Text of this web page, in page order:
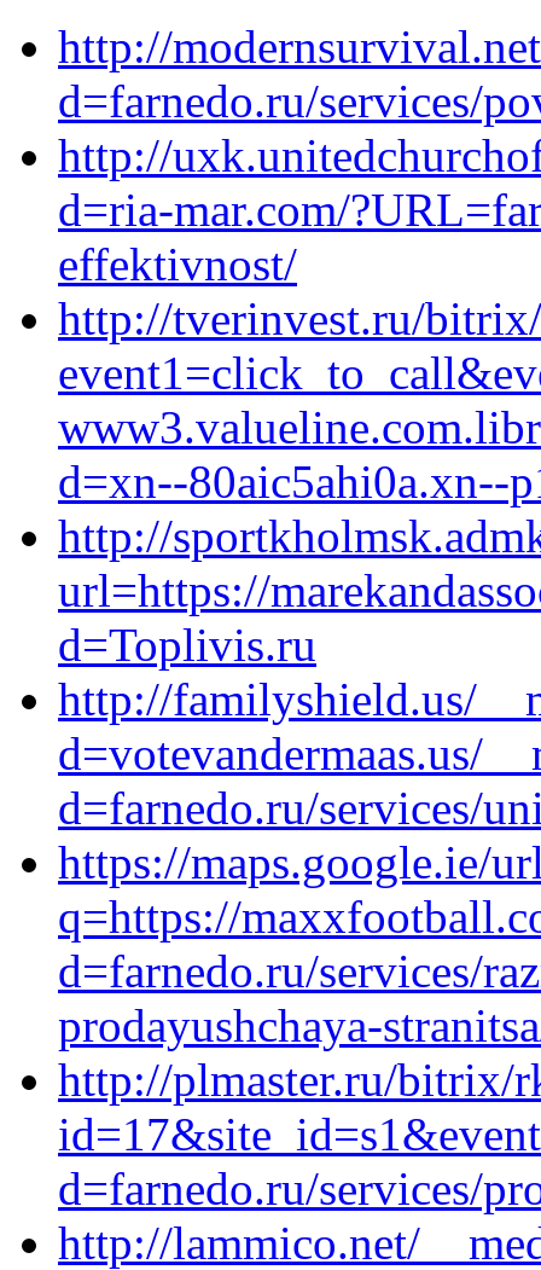
http://
d=farnedo.ru/services/
http://
d=ria-mar.com/
effektivnost/
http://tverinvest.ru/
d=xn--80aic5ahi0a.xn--
http://
url=https://
d=Toplivis.ru
http://familyshield.us/
d=votevandermaas.us/
d=farnedo.ru/services/
https://maps.google.ie/
q=https://
d=farnedo.ru/services/
prodayushchaya-
http://plmaster.ru/bitrix/
d=farnedo.ru/services/
http://lammico.net/